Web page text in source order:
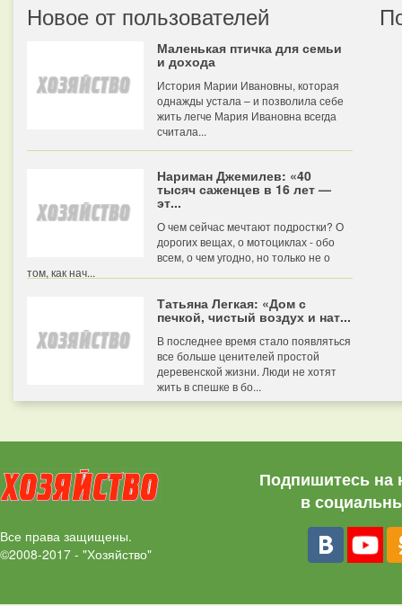
Новое от пользователей
Маленькая птичка для семьи
и дохода
История Марии Ивановны, которая
однажды устала – и позволила себе
жить легче Мария Ивановна всегда
считала...
Нариман Джемилев: «40
тысяч саженцев в 16 лет —
эт...
О чем сейчас мечтают подростки? О
дорогих вещах, о мотоциклах - обо
всем, о чем угодно, но только не о
том, как нач...
Татьяна Легкая: «Дом с
печкой, чистый воздух и нат...
В последнее время стало появляться
все больше ценителей простой
деревенской жизни. Люди не хотят
жить в спешке в бо...
Все права защищены.
©2008-2017 - "Хозяйство"
Подпишитесь на
в